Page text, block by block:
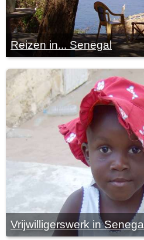
Reizen in... Senegal
Vrijwilligerswerk in Senegal